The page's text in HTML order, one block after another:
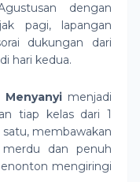
dengan
pagi, lapangan
dukungan dari
hari kedua.
Menyanyi menjadi
tiap kelas dari 1
membawakan
dan penuh
mengiringi